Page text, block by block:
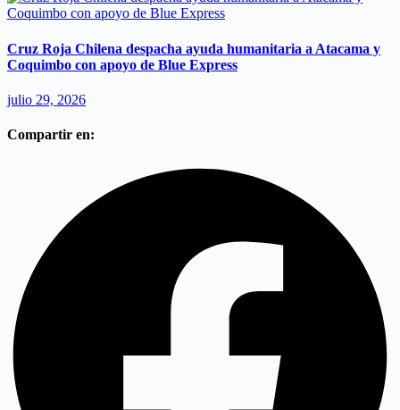
Cruz Roja Chilena despacha ayuda humanitaria a Atacama y
Coquimbo con apoyo de Blue Express
julio 29, 2026
Compartir en: